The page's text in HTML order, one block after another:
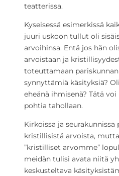
teatterissa.
Kyseisessä esimerkissä
juuri uskoon tullut oli
arvoihinsa. Entä jos hän
arvoistaan ja
toteuttamaan
synnyttämiä käsityksiä?
eheänä ihmisenä? Tätä
pohtia tahollaan.
Kirkoissa ja
kristillisistä arvoista,
”kristilliset arvomme”
meidän tulisi avata niitä
keskusteltava